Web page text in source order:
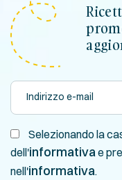
Selezionando la
dell'informativae
nell'informativa.